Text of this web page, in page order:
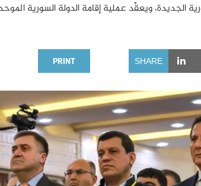
الجديدة، ويعقِّد عملية إقامة الدولة السورية
PRINT SHARE